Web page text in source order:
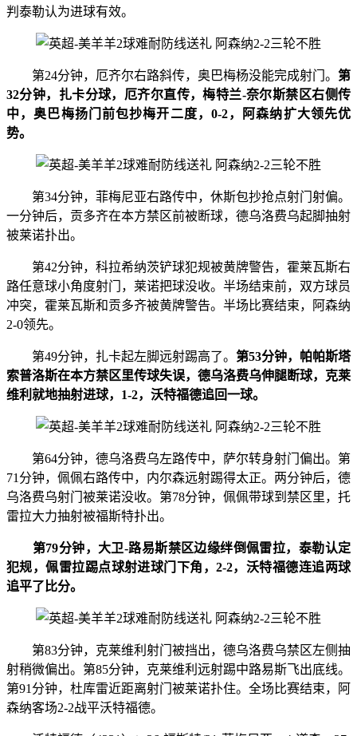
判泰勒认为进球有效。
第24分钟，厄齐尔右路斜传，奥巴梅杨没能完成射门。 第
32分钟，扎卡分球，厄齐尔直传，梅特兰-奈尔斯禁区右侧传
中，奥巴梅扬门前包抄梅开二度，0-2，阿森纳扩大领先优
势。
第34分钟，菲梅尼亚右路传中，休斯包抄抢点射门射偏。
一分钟后，贡多齐在本方禁区前被断球，德乌洛费乌起脚抽射
被莱诺扑出。
第42分钟，科拉希纳茨铲球犯规被黄牌警告，霍莱瓦斯右
路任意球小角度射门，莱诺把球没收。半场结束前，双方球员
冲突，霍莱瓦斯和贡多齐被黄牌警告。半场比赛结束，阿森纳
2-0领先。
第49分钟，扎卡起左脚远射踢高了。 第53分钟，帕帕斯塔
索普洛斯在本方禁区里传球失误，德乌洛费乌伸腿断球，克莱
维利就地抽射进球，1-2，沃特福德追回一球。
第64分钟，德乌洛费乌左路传中，萨尔转身射门偏出。第
71分钟，佩佩右路传中，内尔森远射踢得太正。两分钟后，德
乌洛费乌射门被莱诺没收。第78分钟，佩佩带球到禁区里，托
雷拉大力抽射被福斯特扑出。
第79分钟，大卫-路易斯禁区边缘绊倒佩雷拉，泰勒认定
犯规，佩雷拉踢点球射进球门下角，2-2，沃特福德连追两球
追平了比分。
第83分钟，克莱维利射门被挡出，德乌洛费乌禁区左侧抽
射稍微偏出。第85分钟，克莱维利远射踢中路易斯飞出底线。
第91分钟，杜库雷近距离射门被莱诺扑住。全场比赛结束，阿
森纳客场2-2战平沃特福德。